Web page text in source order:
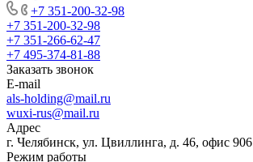
+7 351-200-32-98
+7 351-200-32-98
+7 351-266-62-47
+7 495-374-81-88
Заказать звонок
E-mail
als-holding@mail.ru
wuxi-rus@mail.ru
Адрес
г. Челябинск, ул. Цвиллинга, д. 46, офис 906
Режим работы